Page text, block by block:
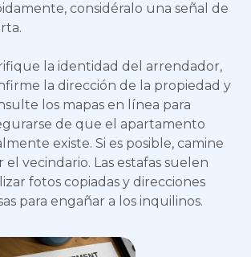
considéralo una señal de
la identidad del arrendador,
la dirección de la propiedad y
los mapas en línea para
de que el apartamento
existe. Si es posible, camine
el vecindario. Las estafas suelen
fotos copiadas y direcciones
para engañar a los inquilinos.